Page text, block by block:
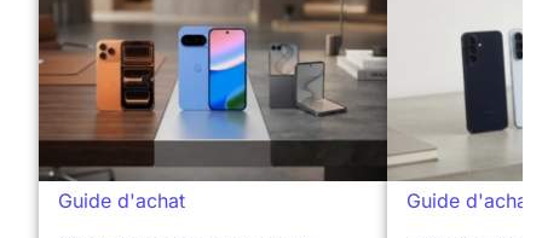
Guide d'achat Guide d'achat